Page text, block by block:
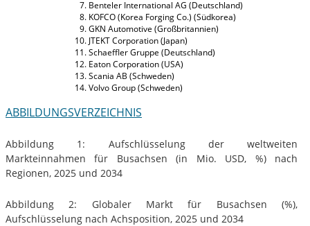
Benteler International AG (Deutschland)
KOFCO (Korea Forging Co.) (Südkorea)
GKN Automotive (Großbritannien)
JTEKT Corporation (Japan)
Schaeffler Gruppe (Deutschland)
Eaton Corporation (USA)
Scania AB (Schweden)
Volvo Group (Schweden)
ABBILDUNGSVERZEICHNIS
Abbildung 1: Aufschlüsselung der weltweiten
Markteinnahmen für Busachsen (in Mio. USD, %) nach
Regionen, 2025 und 2034
Abbildung 2: Globaler Markt für Busachsen (%),
Aufschlüsselung nach Achsposition, 2025 und 2034